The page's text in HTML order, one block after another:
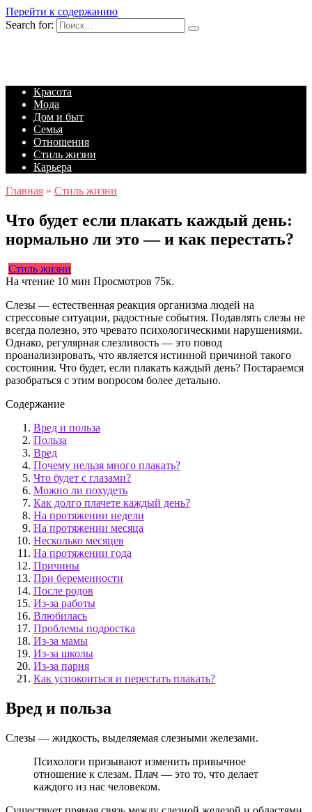
Перейти к содержанию
Search for:
Красота
Мода
Дом и быт
Семья
Отношения
Стиль жизни
Карьера
Главная » Стиль жизни
Что будет если плакать каждый день:
нормально ли это — и как перестать?
Стиль жизни
На чтение 10 мин Просмотров 75к.
Слезы — естественная реакция организма людей на
стрессовые ситуации, радостные события. Подавлять слезы не
всегда полезно, это чревато психологическими нарушениями.
Однако, регулярная слезливость — это повод
проанализировать, что является истинной причиной такого
состояния. Что будет, если плакать каждый день? Постараемся
разобраться с этим вопросом более детально.
Содержание
Вред и польза
Польза
Вред
Почему нельзя много плакать?
Что будет с глазами?
Можно ли похудеть
Как долго плачете каждый день?
На протяжении недели
На протяжении месяца
Несколько месяцев
На протяжении года
Причины
При беременности
После родов
Из-за работы
Влюбилась
Проблемы подростка
Из-за мамы
Из-за школы
Из-за парня
Как успокоиться и перестать плакать?
Вред и польза
Слезы — жидкость, выделяемая слезными железами.
Психологи призывают изменить привычное
отношение к слезам. Плач — это то, что делает
каждого из нас человеком.